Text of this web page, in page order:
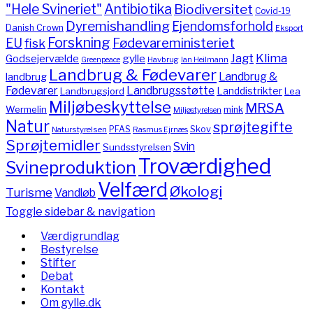
"Hele Svineriet" Antibiotika Biodiversitet Covid-19
Danish Crown Dyremishandling Ejendomsforhold Eksport
EUfisk Forskning Fødevareministeriet
Godsejervælde Greenpeace gylle Havbrug Ian Heilmann Jagt Klima
landbrug Landbrug & Fødevarer Landbrug &
FødevarerLandbrugsjord Landbrugsstøtte LanddistrikterLea
Wermelin Miljøbeskyttelse Miljøstyrelsen mink MRSA
Natur Naturstyrelsen PFAS Rasmus Ejrnæs Skov sprøjtegifte
Sprøjtemidler Sundsstyrelsen Svin
Svineproduktion Troværdighed
TurismeVandløb Velfærd Økologi
Toggle sidebar & navigation
Værdigrundlag
Bestyrelse
Stifter
Debat
Kontakt
Om gylle.dk